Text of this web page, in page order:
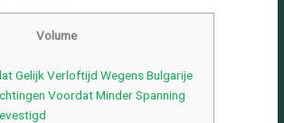
Volume
Gelijk Verloftijd Wegens Bulgarije
Voordat Minder Spanning